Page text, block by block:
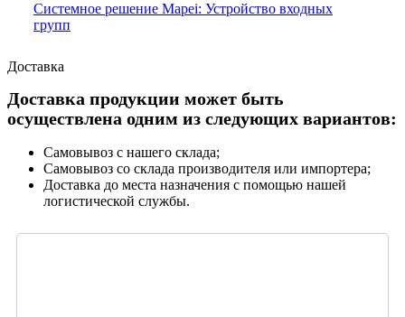
Системное решение Mapei: Устройство входных
групп
Доставка
Доставка продукции может быть
осуществлена одним из следующих вариантов:
Самовывоз с нашего склада;
Самовывоз со склада производителя или импортера;
Доставка до места назначения с помощью нашей
логистической службы.